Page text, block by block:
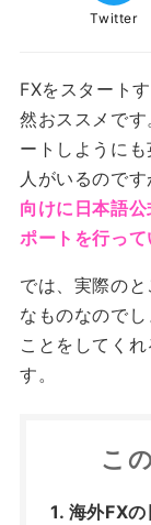
Twitter
FXをスタート
然おススメで
ートしように
人がいるのです
向けに日本語
ポートを行って
では、実際の
なものなので
ことをしてく
す。
こ
海外FXの